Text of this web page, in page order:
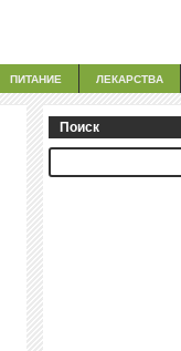
ПИТАНИЕ ЛЕКАРСТВА
Поиск